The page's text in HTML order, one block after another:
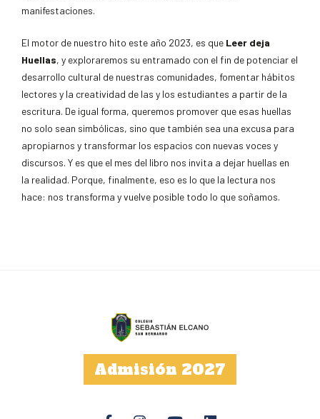
manifestaciones.
El motor de nuestro hito este año 2023, es que Leer deja
Huellas, y exploraremos su entramado con el fin de potenciar el
desarrollo cultural de nuestras comunidades, fomentar hábitos
lectores y la creatividad de las y los estudiantes a partir de la
escritura. De igual forma, queremos promover que esas huellas
no solo sean simbólicas, sino que también sea una excusa para
apropiarnos y transformar los espacios con nuevas voces y
discursos. Y es que el mes del libro nos invita a dejar huellas en
la realidad. Porque, finalmente, eso es lo que la lectura nos
hace: nos transforma y vuelve posible todo lo que soñamos.
Admisión 2027